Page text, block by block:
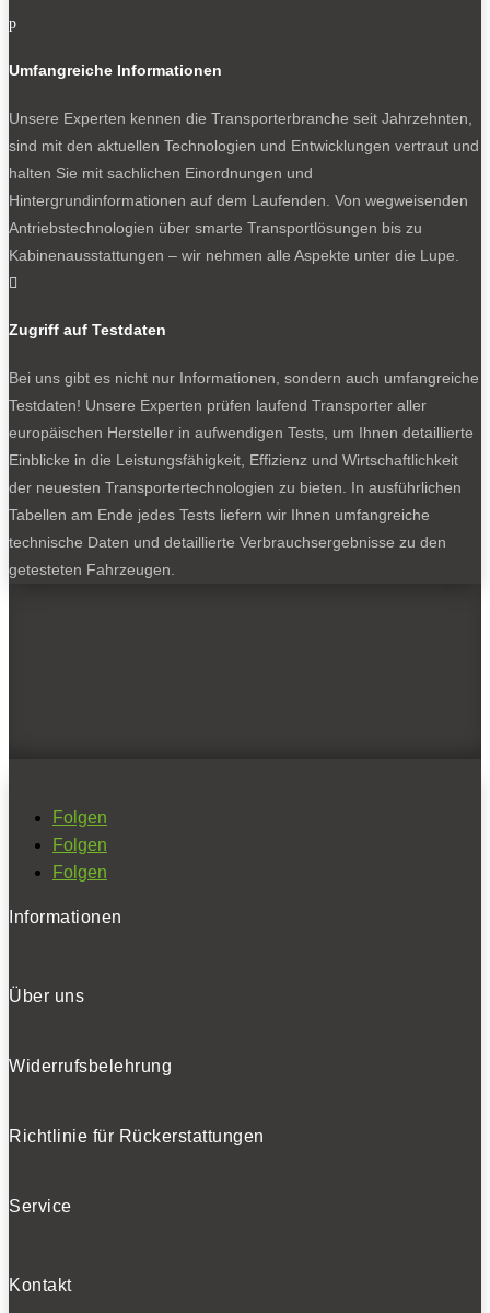
p
Umfangreiche Informationen
Unsere Experten kennen die Transporterbranche seit Jahrzehnten,
sind mit den aktuellen Technologien und Entwicklungen vertraut und
halten Sie mit sachlichen Einordnungen und
Hintergrundinformationen auf dem Laufenden. Von wegweisenden
Antriebstechnologien über smarte Transportlösungen bis zu
Kabinenausstattungen – wir nehmen alle Aspekte unter die Lupe.

Zugriff auf Testdaten
Bei uns gibt es nicht nur Informationen, sondern auch umfangreiche
Testdaten! Unsere Experten prüfen laufend Transporter aller
europäischen Hersteller in aufwendigen Tests, um Ihnen detaillierte
Einblicke in die Leistungsfähigkeit, Effizienz und Wirtschaftlichkeit
der neuesten Transportertechnologien zu bieten. In ausführlichen
Tabellen am Ende jedes Tests liefern wir Ihnen umfangreiche
technische Daten und detaillierte Verbrauchsergebnisse zu den
getesteten Fahrzeugen.
Folgen
Folgen
Folgen
Informationen
Über uns
Widerrufsbelehrung
Richtlinie für Rückerstattungen
Service
Kontakt